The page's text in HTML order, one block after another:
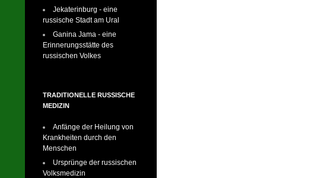
Jekaterinburg - eine
russische Stadt am Ural
Ganina Jama - eine
Erinnerungsstätte des
russischen Volkes
TRADITIONELLE RUSSISCHE
MEDIZIN
Anfänge der Heilung von
Krankheiten durch den
Menschen
Ursprünge der russischen
Volksmedizin